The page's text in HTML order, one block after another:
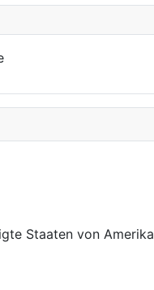
Staaten von Amerika